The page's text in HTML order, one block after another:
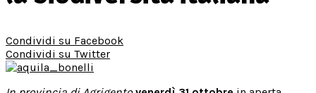
Condividi su Facebook
Condividi su Twitter